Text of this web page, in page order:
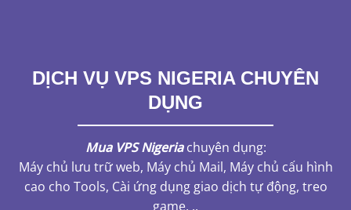
DỊCH VỤ VPS NIGERIA CHUYÊN
DỤNG
Mua VPS Nigeriachuyên dụng:
Máy chủ lưu trữ web, Máy chủ Mail, Máy chủ cấu hình
cao cho Tools, Cài ứng dụng giao dịch tự động, treo
game, ..